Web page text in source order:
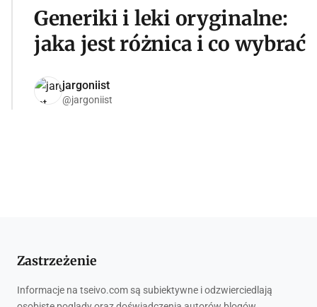
Generiki i leki oryginalne:
jaka jest różnica i co wybrać
jargoniist
@jargoniist
Zastrzeżenie
Informacje na tseivo.com są subiektywne i odzwierciedlają